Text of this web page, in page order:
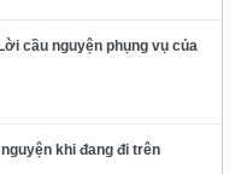
cầu nguyện phụng vụ của
khi đang đi trên